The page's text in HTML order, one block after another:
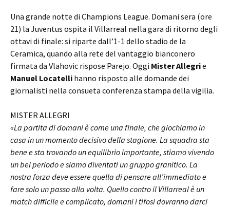
Una grande notte di Champions League. Domani sera (ore
21) la Juventus ospita il Villarreal nella gara di ritorno degli
ottavi di finale: si riparte dall’1-1 dello stadio de la
Ceramica, quando alla rete del vantaggio bianconero
firmata da Vlahovic rispose Parejo. Oggi Mister Allegrie
Manuel Locatelli hanno risposto alle domande dei
giornalisti nella consueta conferenza stampa della vigilia.
MISTER ALLEGRI
«La partita di domani è come una finale, che giochiamo in
casa in un momento decisivo della stagione. La squadra sta
bene e sta trovando un equilibrio importante, stiamo vivendo
un bel periodo e siamo diventati un gruppo granitico. La
nostra forza deve essere quella di pensare all’immediato e
fare solo un passo alla volta. Quello contro il Villarreal è un
match difficile e complicato, domani i tifosi dovranno darci